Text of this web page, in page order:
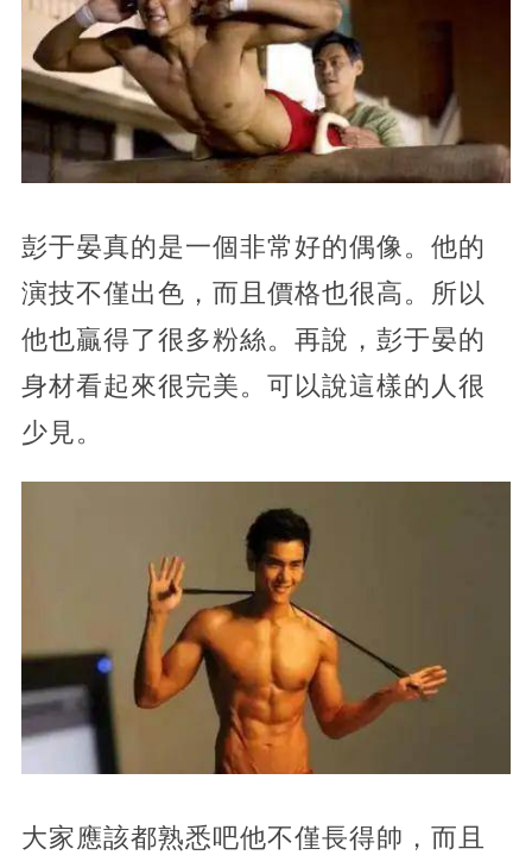
彭于晏真的是一個非常好的偶像。他的
演技不僅出色，而且價格也很高。所以
他也贏得了很多粉絲。再說，彭于晏的
身材看起來很完美。可以說這樣的人很
少見。
大家應該都熟悉吧他不僅長得帥，而且